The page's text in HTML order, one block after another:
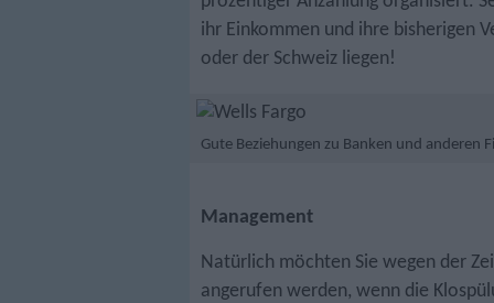
ihr Einkommen und ihre bisherigen
oder der Schweiz liegen!
Gute Beziehungen zu Banken und anderen
Management
Natürlich möchten Sie wegen der
angerufen werden, wenn die